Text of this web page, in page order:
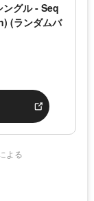
ングル - Seq
(ランダムバ
よる